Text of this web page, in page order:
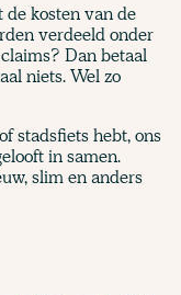
kosten van de
verdeeld onder
Dan betaal
niets. Wel zo
stadsfiets hebt, ons
in samen.
slim en anders